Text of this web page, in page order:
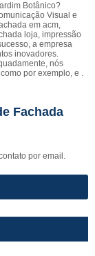
Botânico?
Visual e
em acm,
loja, impressão
a empresa
inovadores.
nós
por exemplo, e .
Fachada
por email.